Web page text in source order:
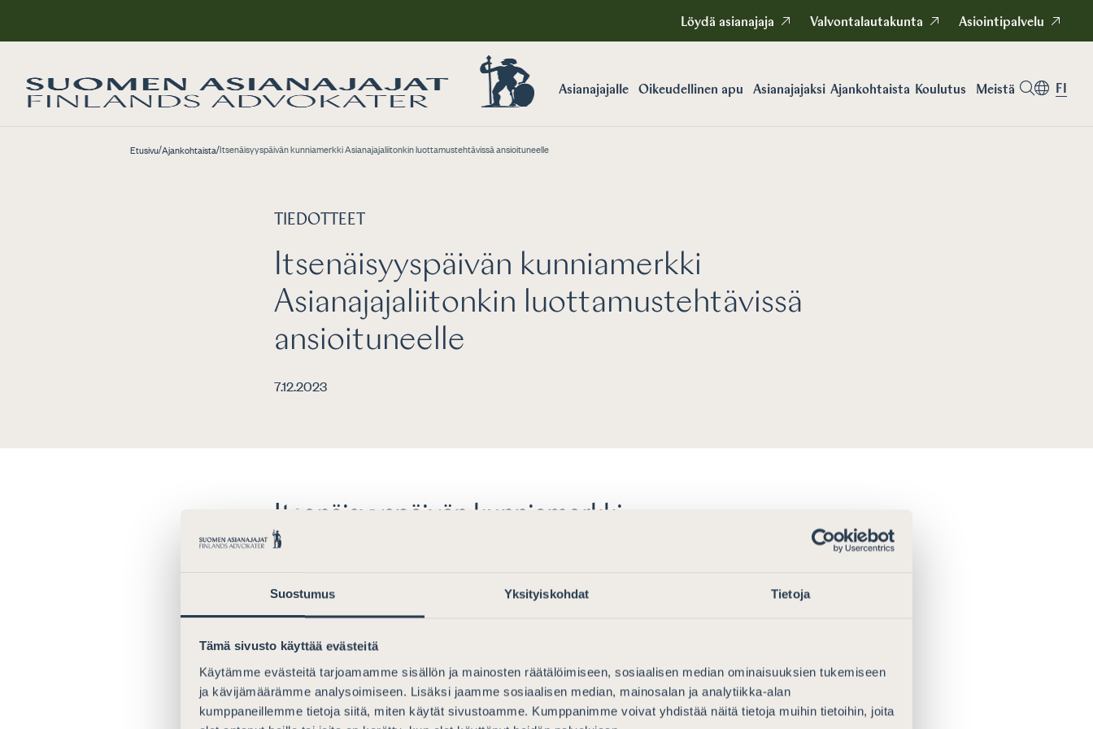
Suostumus Yksityiskohdat Tietoja
Tämä sivusto käyttää evästeitä
Käytämme evästeitä tarjoamamme sisällön ja mainosten räätälöimiseen, sosiaalisen median ominaisuuksien tukemiseen
ja kävijämäärämme analysoimiseen. Lisäksi jaamme sosiaalisen median, mainosalan ja analytiikka-alan
kumppaneillemme tietoja siitä, miten käytät sivustoamme. Kumppanimme voivat yhdistää näitä tietoja muihin tietoihin, joita
Löydä asianajaja Valvontalautakunta Asiointipalvelu
Asianajajalle Oikeudellinen apu Asianajajaksi Ajankohtaista Koulutus Meistä FI
Etusivu/Ajankohtaista/Itsenäisyyspäivän kunniamerkki Asianajajaliitonkin luottamustehtävissä ansioituneelle
TIEDOTTEET
Itsenäisyyspäivän kunniamerkki
Asianajajaliitonkin luottamustehtävissä
ansioituneelle
7.12.2023
Itsenäisyyspäivän kunniamerkki
Asianajajaliitonkin luottamustehtävissä
ansioituneelle
Onnittelemme lämpimästi kaikkia, joille Tasavallan presidentti on myöntänyt
Heistä yksi on Asianajajaliitonkin luottamustehtävissä ansioitunut laamanniSeppo
Kemppinen. Hänelle on myönnetty Suomen Valkoisen Ruusun I luokan ritarimerkki.
Kemppinen on toiminut valtuuskunnan varajäsenenä 1982–1983, valtuuskunnan jäsenenä